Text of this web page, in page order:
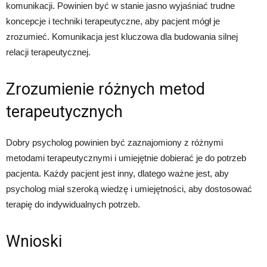
komunikacji. Powinien być w stanie jasno wyjaśniać trudne
koncepcje i techniki terapeutyczne, aby pacjent mógł je
zrozumieć. Komunikacja jest kluczowa dla budowania silnej
relacji terapeutycznej.
Zrozumienie różnych metod
terapeutycznych
Dobry psycholog powinien być zaznajomiony z różnymi
metodami terapeutycznymi i umiejętnie dobierać je do potrzeb
pacjenta. Każdy pacjent jest inny, dlatego ważne jest, aby
psycholog miał szeroką wiedzę i umiejętności, aby dostosować
terapię do indywidualnych potrzeb.
Wnioski